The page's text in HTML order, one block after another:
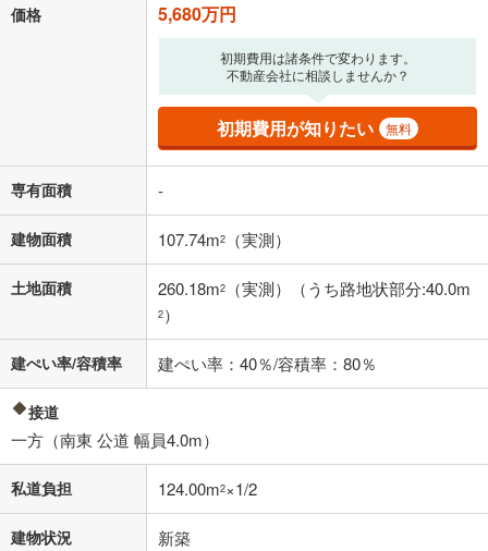
上、ご自身での入力をお願いいたします。初期設定で自動入力されてい
る値は、実際の金融機関等における貸出金利とは何ら関係がなく、実際
の金融機関等における貸出金利を何ら保証するものではありません。返
済方法「元利均等返済」にて算出しております。入力された金利を35年
適用した場合の計算結果を表示しています。
その他月額費用や、初期費用がかかります。ご注意ください。実際にお
借り入れの際は各金融機関等に、必ずご自身でご確認をお願いいたしま
す。
条件によってお借り入れができないことがあります。
不動産会社に購入相談をする
閉じる
価格 5,680万円
初期費用は諸条件で変わります。
不動産会社に相談しませんか？
初期費用が知りたい 無料
専有面積 -
建物面積 107.74m2 （実測）
土地面積 260.18m2 （実測）（うち路地状部分:40.0m
2）
建ぺい率/容積率 建ぺい率：40％/容積率：80％
接道
一方（南東 公道 幅員4.0m）
私道負担 124.00m2×1/2
建物状況 新築